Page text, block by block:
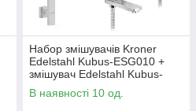
Набор змішувачів Kroner
Edelstahl Kubus-ESG010 +
змішувач Edelstahl Kubus-
ESG060 + штанга для душу
Edelstahl Kubus-ESG230
В наявності 10 од.